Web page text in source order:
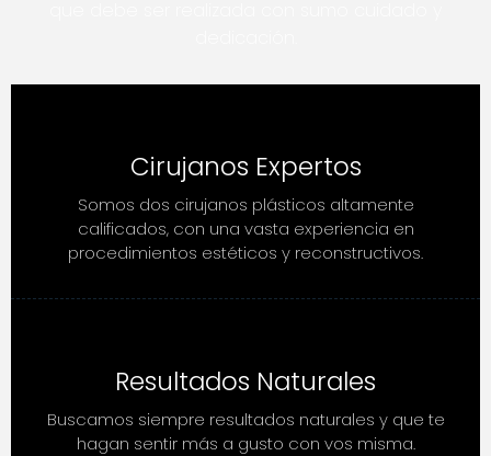
Cirujanos Expertos
Somos dos cirujanos plásticos altamente
calificados, con una vasta experiencia en
procedimientos estéticos y reconstructivos.
Resultados Naturales
Buscamos siempre resultados naturales y que te
hagan sentir más a gusto con vos misma.